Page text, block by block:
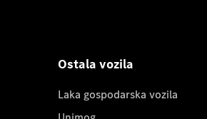
Ostala vozila
Laka gospodarska vozila